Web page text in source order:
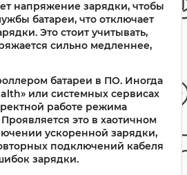
напряжение зарядки, чтобы
батареи, что отключает
Это стоит учитывать,
сильно медленнее,
батареи в ПО. Иногда
или системных сервисах
работе режима
это в хаотичном
ускоренной зарядки,
подключений кабеля
зарядки.